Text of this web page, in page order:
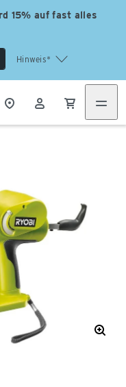
15% auf fast alles
Hinweis*